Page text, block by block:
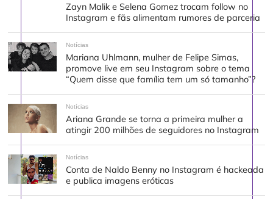
Zayn Malik e Selena Gomez trocam follow no
Instagram e fãs alimentam rumores de parceria
Notícias
Mariana Uhlmann, mulher de Felipe Simas,
promove live em seu Instagram sobre o tema
“Quem disse que família tem um só tamanho”?
Notícias
Ariana Grande se torna a primeira mulher a
atingir 200 milhões de seguidores no Instagram
Notícias
Conta de Naldo Benny no Instagram é hackeada
e publica imagens eróticas